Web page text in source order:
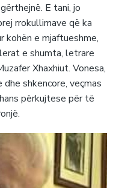
E tani, jo
rrokullimave që ka
kohën e mjaftueshme,
e shumta, letrare
Xhaxhiut. Vonesa,
shkencore, veçmas
përkujtese për të